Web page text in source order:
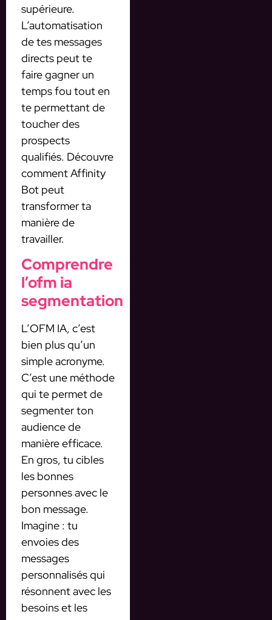
supérieure.
L’automatisation
de tes messages
directs peut te
faire gagner un
temps fou tout en
te permettant de
toucher des
prospects
qualifiés. Découvre
comment Affinity
Bot peut
transformer ta
manière de
travailler.
Comprendre
l’ofm ia
segmentation
L’OFM IA, c’est
bien plus qu’un
simple acronyme.
C’est une méthode
qui te permet de
segmenter ton
audience de
manière efficace.
En gros, tu cibles
les bonnes
personnes avec le
bon message.
Imagine : tu
envoies des
messages
personnalisés qui
résonnent avec les
besoins et les